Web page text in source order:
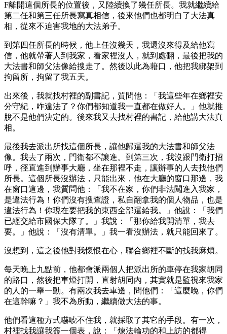
F離開這個所長的位置後，又陸續換了幾任所長。我就繼續給
第二任和第三任所長寫真相信，後來他們也都明白了大法真
相，從來不迫害我地的大法弟子。
到第四任所長的時候，他上任沒幾天，我還沒來得及給他寫
信，他就帶著人到我家，看家裡沒人，就到處翻，最後把我的
大法書和師父法像給搜走了。然後以此為藉口，他把我綁架到
拘留所，拘留了我五天。
出來後，我就找村裡的副書記，質問他：「我這些年在鄉裡安
分守紀，咋違法了？你們都知道我一直都在做好人。」他就推
脫不是他們決定的。後來我又去找村裡的書記，給他講大法真
相。
最後我去派出所找這個所長，讓他歸還我的大法書和師父法
像。我去了兩次，門衛都不讓進。到第三次，我沒跟門衛打招
呼，徑直進到辦事大廳，坐在那裡不走，讓辦事的人去找他們
所長。這個所長沒辦法，只能出來，他在大廳的窗口那邊，我
在窗口這邊，我質問他：「我不在家，你們非法闖進入我家，
是違法行為！你們沒有搜查證，私自翻拿我的個人物品，也是
違法行為！你現在要把我的東西全部還給我。」他說：「我們
已經交給市國保大隊了。」我說：「那你給我開清單，我去
要。」他說：「沒有清單。」我一看沒辦法，就只能回來了。
沒想到，這之後他對我懷恨在心，聯合鄉裡不斷的找我麻煩。
每天晚上九點前，他都會派兩個人把派出所的車停在我家胡同
的路口，然後把車燈打開，直射胡同內，其實就是監視來我家
的人的一舉一動。有兩次我去車邊，問他們：「這麼晚，你們
在這幹嘛？」我不為所動，繼續做大法的事。
他們看這種方式嚇唬不住我，就採取了其它的手段。有一次，
村裡找我讓我簽一個表，說：「煉法輪功的和上訪的都得